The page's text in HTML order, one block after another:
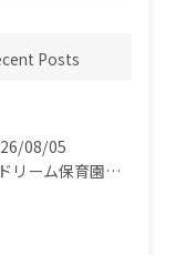
Posts
08/05
第１ドリーム保育園 園だより 令和８年７月号